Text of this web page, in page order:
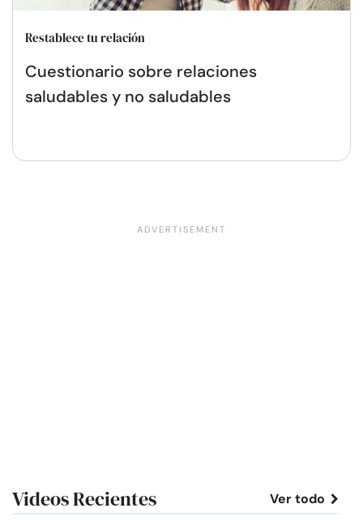
Restablece tu relación
Cuestionario sobre relaciones
saludables y no saludables
Videos Recientes Ver todo